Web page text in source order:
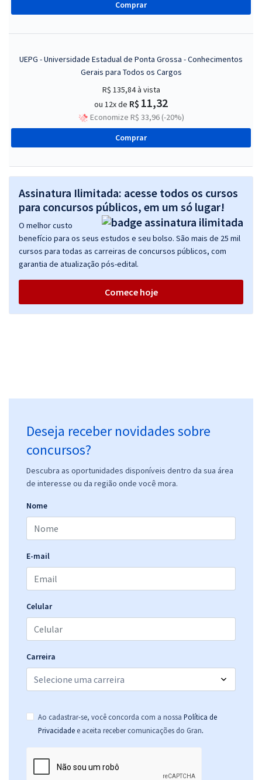
Comprar
UEPG - Universidade Estadual de Ponta Grossa - Conhecimentos
Gerais para Todos os Cargos
R$ 135,84à vista
ou 12x de R$ 11,32
Economize R$ 33,96 (-20%)
Comprar
Assinatura Ilimitada: acesse todos os cursos
para concursos públicos, em um só lugar!
O melhor custo
benefício para os seus estudos e seu bolso. São mais de 25 mil
cursos para todas as carreiras de concursos públicos, com
garantia de atualização pós-edital.
Comece hoje
Deseja receber novidades sobre
concursos?
Descubra as oportunidades disponíveis dentro da sua área
de interesse ou da região onde você mora.
Nome
E-mail
Celular
Carreira
Ao cadastrar-se, você concorda com a nossa Política de
Privacidade e aceita receber comunicações do Gran.